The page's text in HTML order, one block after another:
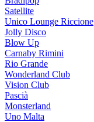
Satellite
Unico Lounge Riccione
Jolly Disco
Blow Up
Carnaby Rimini
Rio Grande
Wonderland Club
Vision Club
Pascià
Monsterland
Uno Malta